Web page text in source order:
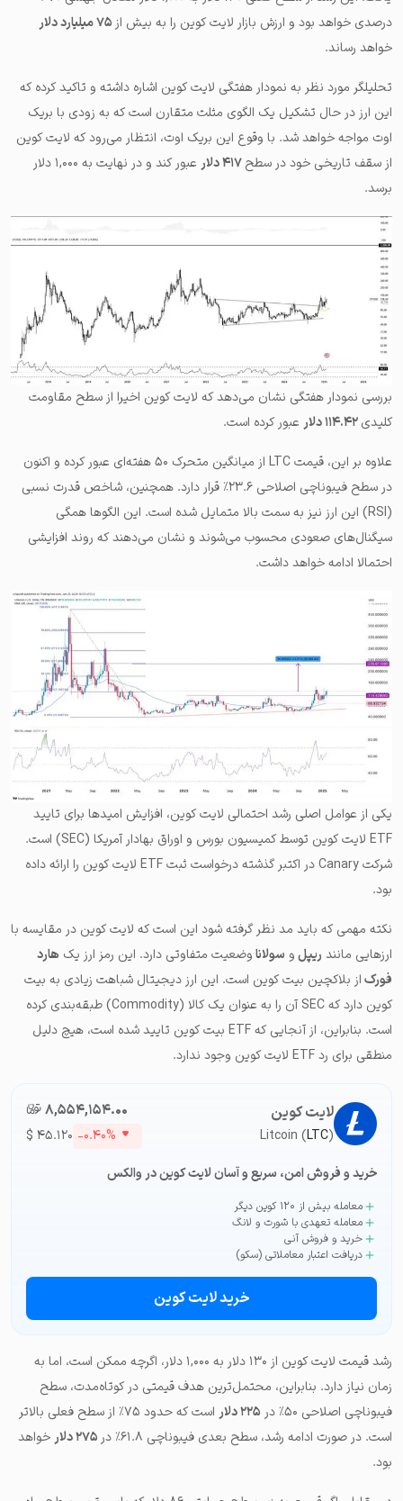
درصدی خواهد بود و ارزش بازار لایت کوین را به بیش از
خواهد رساند.
تحلیلگر مورد نظر به نمودار هفتگی لایت کوین اشاره داشته و تاکید کرده که
این ارز در حال تشکیل یک الگوی مثلث متقارن است که به زودی با بریک
اوت مواجه خواهد شد. با وقوع این بریک اوت، انتظار می‌رود که لایت کوین
از سقف تاریخی خود در سطح
عبور کند و در نهایت به ۱,۰۰۰ دلار
برسد.
بررسی نمودار هفتگی نشان می‌دهد که لایت کوین اخیرا از سطح مقاومت
کلیدی
عبور کرده است.
علاوه بر این، قیمت LTC از میانگین متحرک ۵۰ هفته‌ای عبور کرده و اکنون
در سطح فیبوناچی اصلاحی ۲۳.۶٪ قرار دارد. همچنین، شاخص قدرت نسبی
(RSI) این ارز نیز به سمت بالا متمایل شده است. این الگوها همگی
سیگنال‌های صعودی محسوب می‌شوند و نشان می‌دهند که روند افزایشی
احتمالا ادامه خواهد داشت.
یکی از عوامل اصلی رشد احتمالی لایت کوین، افزایش امیدها برای تایید
ETF لایت کوین توسط کمیسیون بورس و اوراق بهادار آمریکا (SEC) است.
شرکت Canary در اکتبر گذشته درخواست ثبت ETF لایت کوین را ارائه داده
بود.
نکته مهمی که باید مد نظر گرفته شود این است که لایت کوین در مقایسه با
ارزهایی مانند ریپلو سولاناوضعیت متفاوتی دارد. این رمز ارز یک هارد
فورکاز بلاکچین بیت کوین است. این ارز دیجیتال شباهت زیادی به بیت
کوین دارد که SEC آن را به عنوان یک کالا (Commodity) طبقه‌بندی کرده
است. بنابراین، از آنجایی که ETF بیت کوین تایید شده است، هیچ دلیل
منطقی برای رد ETF لایت کوین وجود ندارد.
لایت کوین
Litcoin (LTC)
۸,۵۵۴,۱۵۴.۰۰تومان-ء
$ ۴۵.۱۲۰ -۰.۴۰%
خرید و فروش امن، سریع و آسان لایت کوین در والکس
معامله بیش از ۱۲۰ کوین دیگر
معامله تعهدی با شورت و لانگ
خرید و فروش آنی
دریافت اعتبار معاملاتی (سکو)
خرید لایت کوین
رشد قیمت لایت کوین از ۱۳۰ دلار به ۱,۰۰۰ دلار، اگرچه ممکن است، اما به
زمان نیاز دارد. بنابراین، محتمل‌ترین هدف قیمتی در کوتاه‌مدت، سطح
فیبوناچی اصلاحی ۵۰٪ در
۲۲۵ دلار
است که حدود ۷۵٪ از سطح فعلی بالاتر
است. در صورت ادامه رشد، سطح بعدی فیبوناچی ۶۱.۸٪ در
خواهد
بود.